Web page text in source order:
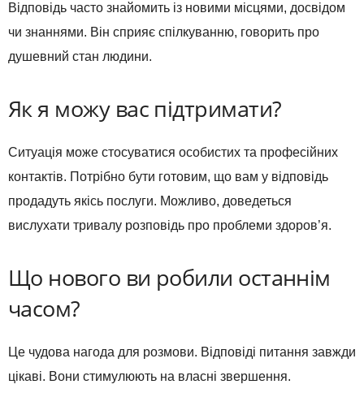
Відповідь часто знайомить із новими місцями, досвідом
чи знаннями. Він сприяє спілкуванню, говорить про
душевний стан людини.
Як я можу вас підтримати?
Ситуація може стосуватися особистих та професійних
контактів. Потрібно бути готовим, що вам у відповідь
продадуть якісь послуги. Можливо, доведеться
вислухати тривалу розповідь про проблеми здоров’я.
Що нового ви робили останнім
часом?
Це чудова нагода для розмови. Відповіді питання завжди
цікаві. Вони стимулюють на власні звершення.